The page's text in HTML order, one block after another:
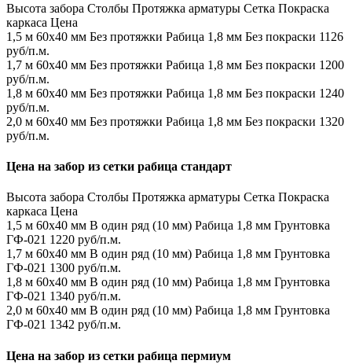
Высота забора Столбы Протяжка арматуры Сетка Покраска
каркаса Цена
1,5 м 60х40 мм Без протяжки Рабица 1,8 мм Без покраски 1126
руб/п.м.
1,7 м 60х40 мм Без протяжки Рабица 1,8 мм Без покраски 1200
руб/п.м.
1,8 м 60х40 мм Без протяжки Рабица 1,8 мм Без покраски 1240
руб/п.м.
2,0 м 60х40 мм Без протяжки Рабица 1,8 мм Без покраски 1320
руб/п.м.
Цена на забор из сетки рабица стандарт
Высота забора Столбы Протяжка арматуры Сетка Покраска
каркаса Цена
1,5 м 60х40 мм В один ряд (10 мм) Рабица 1,8 мм Грунтовка
ГФ-021 1220 руб/п.м.
1,7 м 60х40 мм В один ряд (10 мм) Рабица 1,8 мм Грунтовка
ГФ-021 1300 руб/п.м.
1,8 м 60х40 мм В один ряд (10 мм) Рабица 1,8 мм Грунтовка
ГФ-021 1340 руб/п.м.
2,0 м 60х40 мм В один ряд (10 мм) Рабица 1,8 мм Грунтовка
ГФ-021 1342 руб/п.м.
Цена на забор из сетки рабица пермиум